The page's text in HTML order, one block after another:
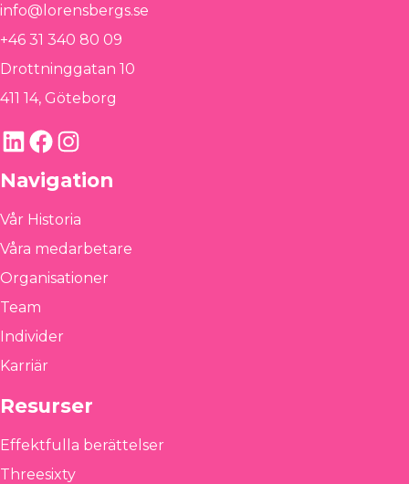
info@lorensbergs.se
+46 31 340 80 09
Drottninggatan 10
411 14, Göteborg
LinkedIn
Facebook
Instagram
Navigation
Vår Historia
Våra medarbetare
Organisationer
Team
Individer
Karriär
Resurser
Effektfulla berättelser
Threesixty